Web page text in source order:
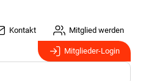
Kontakt Mitglied werden
Mitglieder-Login